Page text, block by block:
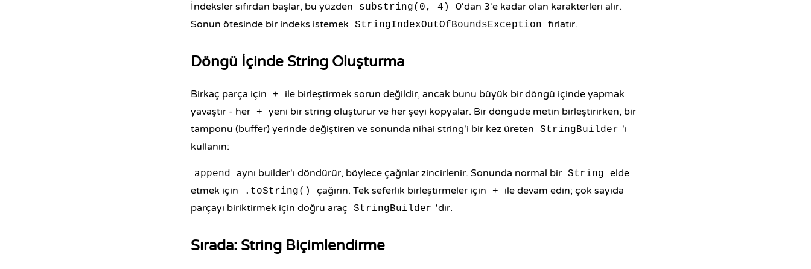
İndeksler sıfırdan başlar, bu yüzden substring(0, 4)
0'dan 3'e kadar olan karakterleri alır.
Sonun ötesinde bir indeks istemek
StringIndexOutOfBoundsException fırlatır.
Döngü İçinde String Oluşturma
Birkaç parça için + ile birleştirmek sorun değildir, ancak bunu büyük bir döngü içinde yapmak
yavaştır - her +
yeni bir string oluşturur ve her şeyi kopyalar. Bir döngüde metin birleştirirken, bir
tamponu (buffer) yerinde değiştiren ve sonunda nihai string'i bir kez üreten
StringBuilder 'ı
kullanın:
append aynı builder'ı döndürür, böylece çağrılar zincirlenir. Sonunda normal bir String
elde
etmek için
.toString() çağırın. Tek seferlik birleştirmeler için +
ile devam edin; çok sayıda
parçayı biriktirmek için doğru araç
StringBuilder 'dır.
Sırada: String Biçimlendirme